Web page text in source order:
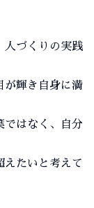
人づくりの実践
が輝き自身に満
ではなく、自分
えたいと考えて